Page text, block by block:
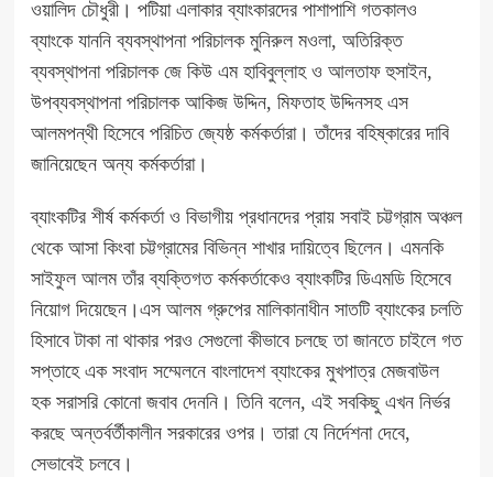
ওয়ালিদ চৌধুরী। পটিয়া এলাকার ব্যাংকারদের পাশাপাশি গতকালও
ব্যাংকে যাননি ব্যবস্থাপনা পরিচালক মুনিরুল মওলা, অতিরিক্ত
ব্যবস্থাপনা পরিচালক জে কিউ এম হাবিবুল্লাহ ও আলতাফ হুসাইন,
উপব্যবস্থাপনা পরিচালক আকিজ উদ্দিন, মিফতাহ উদ্দিনসহ এস
আলমপন্থী হিসেবে পরিচিত জ্যেষ্ঠ কর্মকর্তারা। তাঁদের বহিষ্কারের দাবি
জানিয়েছেন অন্য কর্মকর্তারা।
ব্যাংকটির শীর্ষ কর্মকর্তা ও বিভাগীয় প্রধানদের প্রায় সবাই চট্টগ্রাম অঞ্চল
থেকে আসা কিংবা চট্টগ্রামের বিভিন্ন শাখার দায়িত্বে ছিলেন। এমনকি
সাইফুল আলম তাঁর ব্যক্তিগত কর্মকর্তাকেও ব্যাংকটির ডিএমডি হিসেবে
নিয়োগ দিয়েছেন।এস আলম গ্রুপের মালিকানাধীন সাতটি ব্যাংকের চলতি
হিসাবে টাকা না থাকার পরও সেগুলো কীভাবে চলছে তা জানতে চাইলে গত
সপ্তাহে এক সংবাদ সম্মেলনে বাংলাদেশ ব্যাংকের মুখপাত্র মেজবাউল
হক সরাসরি কোনো জবাব দেননি। তিনি বলেন, এই সবকিছু এখন নির্ভর
করছে অন্তর্বর্তীকালীন সরকারের ওপর। তারা যে নির্দেশনা দেবে,
সেভাবেই চলবে।